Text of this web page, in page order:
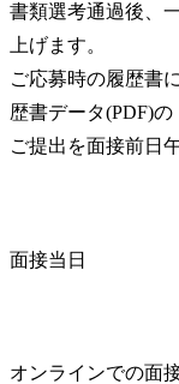
書類選考通過後、
上げます。
ご応募時の履歴書
歴書データ(PDF)の
ご提出を面接前日
面接当日
オンラインでの面